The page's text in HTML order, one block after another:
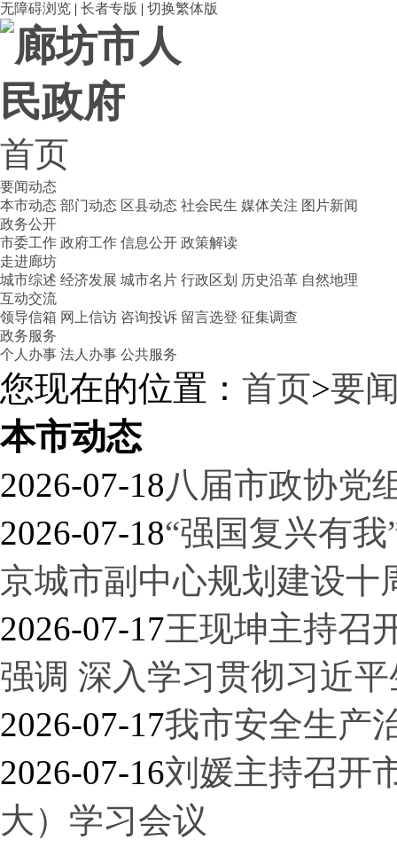
无障碍浏览 | 长者专版 | 切换繁体版
首页
要闻动态
本市动态 部门动态 区县动态 社会民生 媒体关注 图片新闻
政务公开
市委工作 政府工作 信息公开 政策解读
走进廊坊
城市综述 经济发展 城市名片 行政区划 历史沿革 自然地理
互动交流
领导信箱 网上信访 咨询投诉 留言选登 征集调查
政务服务
个人办事 法人办事 公共服务
您现在的位置： 首页>要
本市动态
2026-07-18八届市政协党
2026-07-18“强国复兴有
京城市副中心规划建设
2026-07-17王现坤主持召
强调 深入学习贯彻习近
2026-07-17我市安全生产
2026-07-16刘媛主持召开
大）学习会议